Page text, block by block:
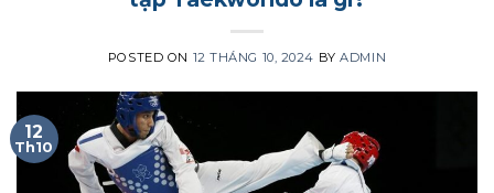
POSTED ON 12 THÁNG 10, 2024 BYADMIN
12
Th10